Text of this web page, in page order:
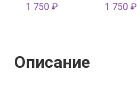
1 750 ₽ 1 750 ₽
Описание